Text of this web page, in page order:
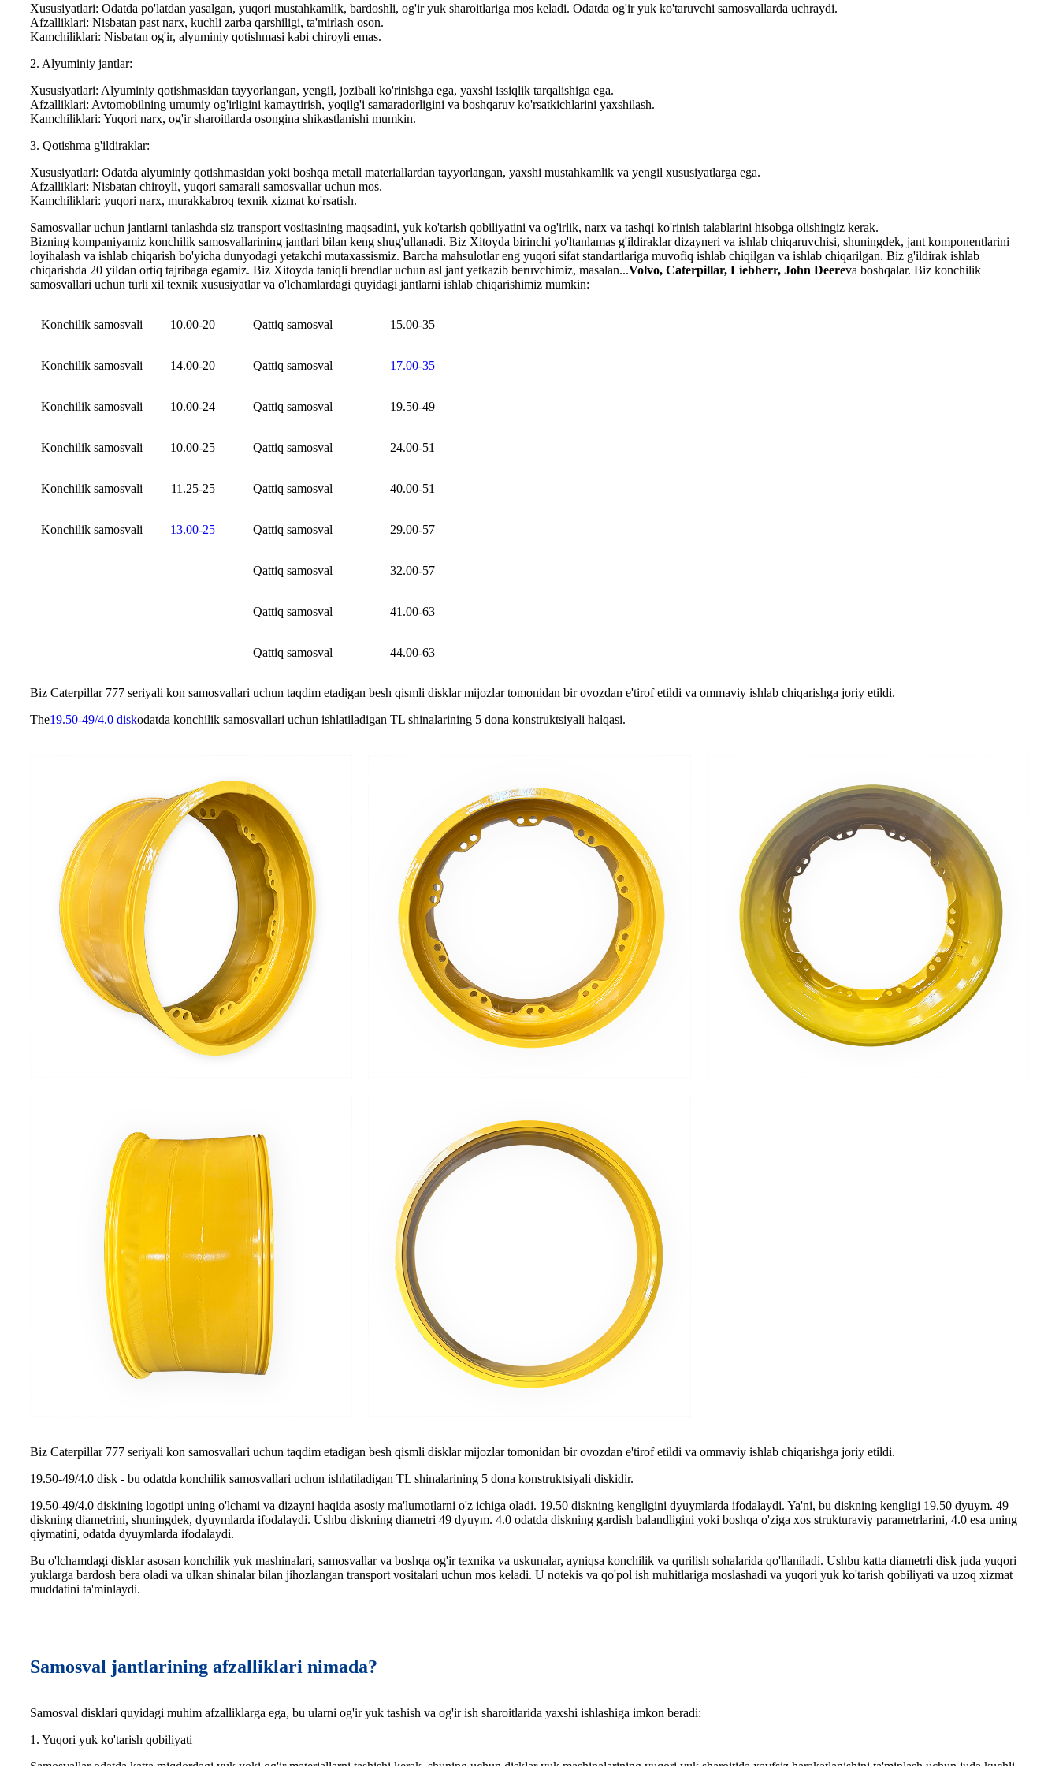
Xususiyatlari: Odatda po'latdan yasalgan, yuqori mustahkamlik, bardoshli, og'ir yuk sharoitlariga mos keladi. Odatda og'ir yuk ko'taruvchi samosvallarda uchraydi.
Afzalliklari: Nisbatan past narx, kuchli zarba qarshiligi, ta'mirlash oson.
Kamchiliklari: Nisbatan og'ir, alyuminiy qotishmasi kabi chiroyli emas.
2. Alyuminiy jantlar:
Xususiyatlari: Alyuminiy qotishmasidan tayyorlangan, yengil, jozibali ko'rinishga ega, yaxshi issiqlik tarqalishiga ega.
Afzalliklari: Avtomobilning umumiy og'irligini kamaytirish, yoqilg'i samaradorligini va boshqaruv ko'rsatkichlarini yaxshilash.
Kamchiliklari: Yuqori narx, og'ir sharoitlarda osongina shikastlanishi mumkin.
3. Qotishma g'ildiraklar:
Xususiyatlari: Odatda alyuminiy qotishmasidan yoki boshqa metall materiallardan tayyorlangan, yaxshi mustahkamlik va yengil xususiyatlarga ega.
Afzalliklari: Nisbatan chiroyli, yuqori samarali samosvallar uchun mos.
Kamchiliklari: yuqori narx, murakkabroq texnik xizmat ko'rsatish.
Samosvallar uchun jantlarni tanlashda siz transport vositasining maqsadini, yuk ko'tarish qobiliyatini va og'irlik, narx va tashqi ko'rinish talablarini hisobga olishingiz kerak.
Bizning kompaniyamiz konchilik samosvallarining jantlari bilan keng shug'ullanadi. Biz Xitoyda birinchi yo'ltanlamas g'ildiraklar dizayneri va ishlab chiqaruvchisi, shuningdek, jant komponentlarini
loyihalash va ishlab chiqarish bo'yicha dunyodagi yetakchi mutaxassismiz. Barcha mahsulotlar eng yuqori sifat standartlariga muvofiq ishlab chiqilgan va ishlab chiqarilgan. Biz g'ildirak ishlab
chiqarishda 20 yildan ortiq tajribaga egamiz. Biz Xitoyda taniqli brendlar uchun asl jant yetkazib beruvchimiz, masalan...Volvo, Caterpillar, Liebherr, John Deereva boshqalar. Biz konchilik
samosvallari uchun turli xil texnik xususiyatlar va o'lchamlardagi quyidagi jantlarni ishlab chiqarishimiz mumkin:
Konchilik samosvali 10.00-20 Qattiq samosval 15.00-35
Konchilik samosvali 14.00-20 Qattiq samosval 17.00-35
Konchilik samosvali 10.00-24 Qattiq samosval 19.50-49
Konchilik samosvali 10.00-25 Qattiq samosval 24.00-51
Konchilik samosvali 11.25-25 Qattiq samosval 40.00-51
Konchilik samosvali 13.00-25 Qattiq samosval 29.00-57
Qattiq samosval 32.00-57
Qattiq samosval 41.00-63
Qattiq samosval 44.00-63
Biz Caterpillar 777 seriyali kon samosvallari uchun taqdim etadigan besh qismli disklar mijozlar tomonidan bir ovozdan e'tirof etildi va ommaviy ishlab chiqarishga joriy etildi.
The19.50-49/4.0 diskodatda konchilik samosvallari uchun ishlatiladigan TL shinalarining 5 dona konstruktsiyali halqasi.
Biz Caterpillar 777 seriyali kon samosvallari uchun taqdim etadigan besh qismli disklar mijozlar tomonidan bir ovozdan e'tirof etildi va ommaviy ishlab chiqarishga joriy etildi.
19.50-49/4.0 disk - bu odatda konchilik samosvallari uchun ishlatiladigan TL shinalarining 5 dona konstruktsiyali diskidir.
19.50-49/4.0 diskining logotipi uning o'lchami va dizayni haqida asosiy ma'lumotlarni o'z ichiga oladi. 19.50 diskning kengligini dyuymlarda ifodalaydi. Ya'ni, bu diskning kengligi 19.50 dyuym. 49
diskning diametrini, shuningdek, dyuymlarda ifodalaydi. Ushbu diskning diametri 49 dyuym. 4.0 odatda diskning gardish balandligini yoki boshqa o'ziga xos strukturaviy parametrlarini, 4.0 esa uning
qiymatini, odatda dyuymlarda ifodalaydi.
Bu o'lchamdagi disklar asosan konchilik yuk mashinalari, samosvallar va boshqa og'ir texnika va uskunalar, ayniqsa konchilik va qurilish sohalarida qo'llaniladi. Ushbu katta diametrli disk juda yuqori
yuklarga bardosh bera oladi va ulkan shinalar bilan jihozlangan transport vositalari uchun mos keladi. U notekis va qo'pol ish muhitlariga moslashadi va yuqori yuk ko'tarish qobiliyati va uzoq xizmat
muddatini ta'minlaydi.
Samosval jantlarining afzalliklari nimada?
Samosval disklari quyidagi muhim afzalliklarga ega, bu ularni og'ir yuk tashish va og'ir ish sharoitlarida yaxshi ishlashiga imkon beradi:
1. Yuqori yuk ko'tarish qobiliyati